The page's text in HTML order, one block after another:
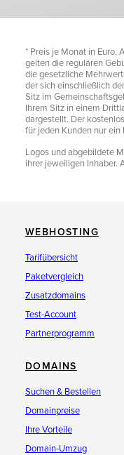
* Preis je Monat in Euro.
gelten die regulären
die gesetzliche
der sich einschließlich
Sitz im
Ihrem Sitz in einem
dargestellt. Der
für jeden Kunden nur
Logos und abgebildete
ihrer jeweiligen Inhaber.
WEBHOSTING
Tarifübersicht
Paketvergleich
Zusatzdomains
Test-Account
Partnerprogramm
DOMAINS
Suchen & Bestellen
Domainpreise
Ihre Vorteile
Domain-Umzug